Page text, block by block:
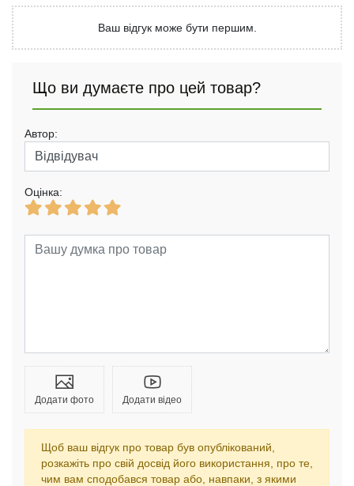
Ваш відгук може бути першим.
Що ви думаєте про цей товар?
Автор:
Оцінка:
Додати фото Додати відео
Щоб ваш відгук про товар був опублікований,
розкажіть про свій досвід його використання, про те,
чим вам сподобався товар або, навпаки, з якими